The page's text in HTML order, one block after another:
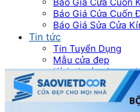
Báo Giá Cửa Cuốn
Báo Giá Sửa Cửa
Tin tức
Tin Tuyển Dụng
Mẫu cửa đẹp
Kích thước phong
Thước Lỗ Ban
Hướng dẫn kỹ thuật
Tài Liệu Catalogue